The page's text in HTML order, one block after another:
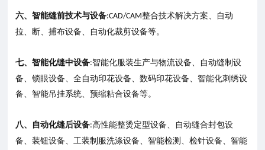
六、智能缝前技术与设备:CAD/CAM整合技术解决方案、自动
拉、断、捕布设备、自动化裁剪设备等。
七、智能化缝中设备:智能化服装生产与物流设备、自动缝制设
备、锁眼设备、全自动印花设备、数码印花设备、智能化刺绣设
备、智能吊挂系统、预缩粘合设备等。
八、自动化缝后设备:高性能整烫定型设备、自动缝合封包设
备、装钮设备、工装制服洗涤设备、智能检测、检针设备、智能